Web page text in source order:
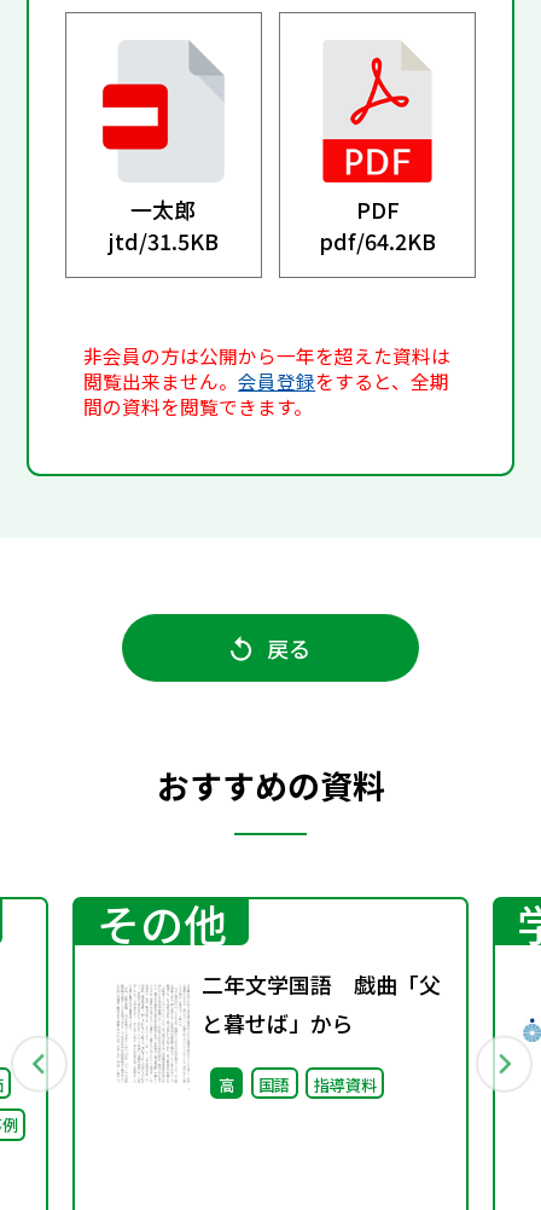
一太郎
jtd/31.5KB
PDF
pdf/64.2KB
非会員の方は公開から一年を超えた資料は
閲覧出来ません。会員登録をすると、全期
間の資料を閲覧できます。
戻る
おすすめの資料
その他
二年文学国語 戯曲「父
と暮せば」から
高 国語 指導資料